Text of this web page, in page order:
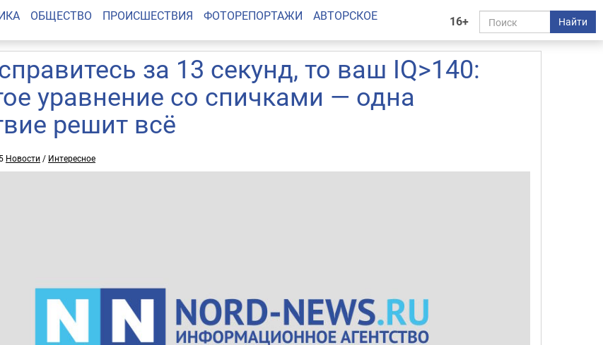
16+ Найти
ОБЩЕСТВО ПРОИСШЕСТВИЯ ФОТОРЕПОРТАЖИ АВТОРСКОЕ
за 13 секунд, то ваш IQ>140:
уравнение со спичками — одна
решит всё
Новости / Интересное